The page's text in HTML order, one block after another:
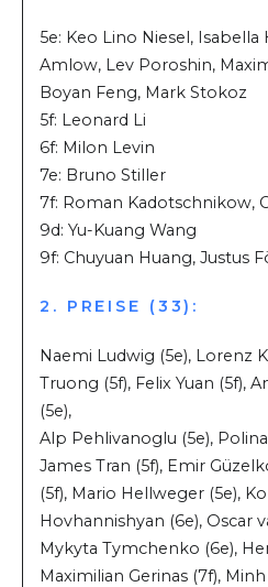
5e: Keo Lino Niesel,
Amlow, Lev Poroshin,
Boyan Feng, Mark Stokoz
5f: Leonard Li
6f: Milon Levin
7e: Bruno Stiller
7f: Roman Kadotschnikow,
9d: Yu-Kuang Wang
9f: Chuyuan Huang, Justus
2. PREISE (33):
Naemi Ludwig (5e), Lorenz
Truong (5f), Felix Yuan (5f),
(5e),
Alp Pehlivanoglu (5e),
James Tran (5f), Emir
(5f), Mario Hellweger (5e),
Hovhannishyan (6e), Oscar
Mykyta Tymchenko (6e),
Maximilian Gerinas (7f),